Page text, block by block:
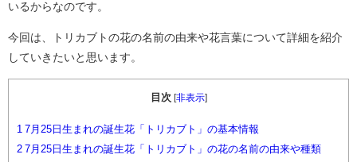
いるからなのです。
今回は、トリカブトの花の名前の由来や花言葉について詳細を紹介
していきたいと思います。
目次 非表示]
1 7月25日生まれの誕生花「トリカブト」の基本情報
2 7月25日生まれの誕生花「トリカブト」の花の名前の由来や種類